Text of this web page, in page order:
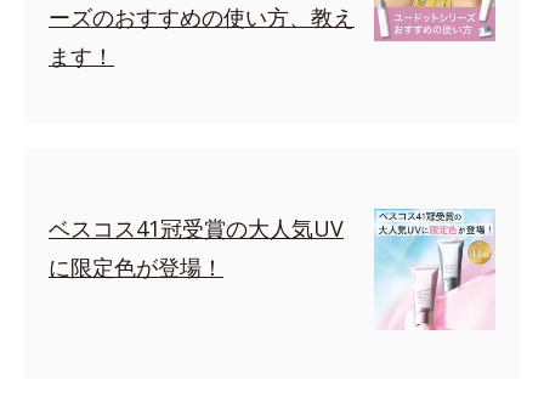
ーズのおすすめの使い方、教え
ます！
ベスコス41冠受賞の大人気UV
に限定色が登場！